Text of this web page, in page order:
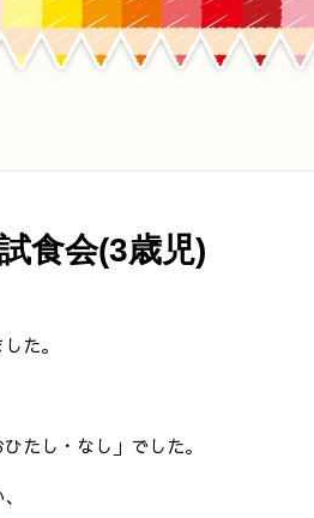
食会(3歳児)
た。
たし・なし」でした。